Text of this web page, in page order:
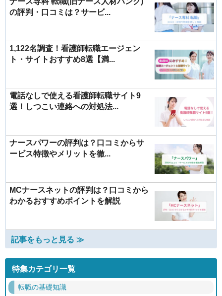
の評判・口コミは？サービ...
1,122名調査！看護師転職エージェン
ト・サイトおすすめ8選【満...
電話なしで使える看護師転職サイト9
選！しつこい連絡への対処法...
ナースパワーの評判は？口コミからサ
ービス特徴やメリットを徹...
MCナースネットの評判は？口コミから
わかるおすすめポイントを解説
記事をもっと見る ≫
特集カテゴリ一覧
転職の基礎知識